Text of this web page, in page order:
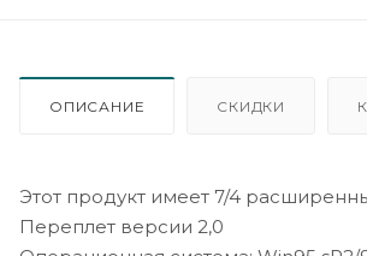
ОПИСАНИЕ СКИДКИ
Этот продукт имеет 7/4
Переплет версии 2,0